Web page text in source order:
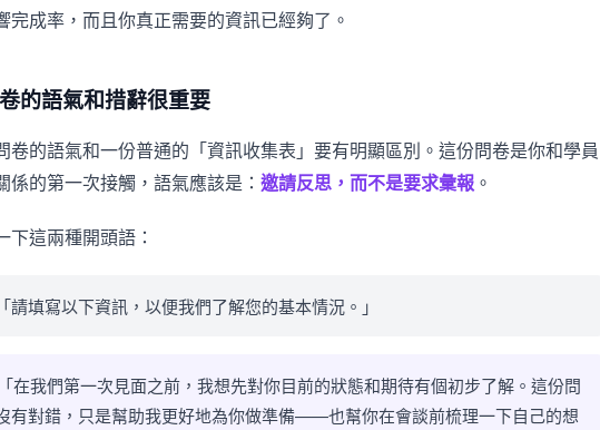
完成率，而且你真正需要的資訊已經夠了。
的語氣和措辭很重要
卷的語氣和一份普通的「資訊收集表」要有明顯區別。這份問卷是你和學員
係的第一次接觸，語氣應該是： 邀請反思，而不是要求彙報 。
下這兩種開頭語：
請填寫以下資訊，以便我們了解您的基本情況。」
在我們第一次見面之前，我想先對你目前的狀態和期待有個初步了解。這份問
有對錯，只是幫助我更好地為你做準備——也幫你在會談前梳理一下自己的想